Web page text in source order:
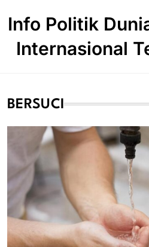
Info Politik
Internasional
BERSUCI